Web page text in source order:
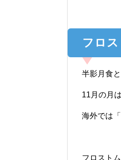
フロ
半影月食
11月の月
海外では
フロスト